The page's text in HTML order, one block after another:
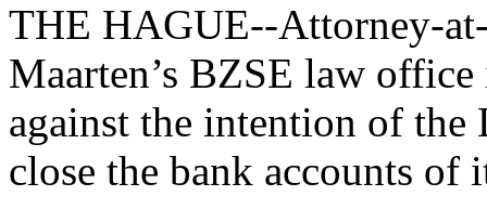
THE HAGUE--Attorney-
Maarten’s BZSE law
against the intention of
close the bank accounts of